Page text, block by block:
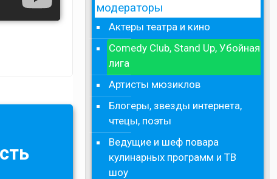
модераторы
Актеры театра и кино
Comedy Club, Stand Up, Убойная
лига
Артисты мюзиклов
Блогеры, звезды интернета,
чтецы, поэты
Ведущие и шеф повара
кулинарных программ и ТВ
шоу